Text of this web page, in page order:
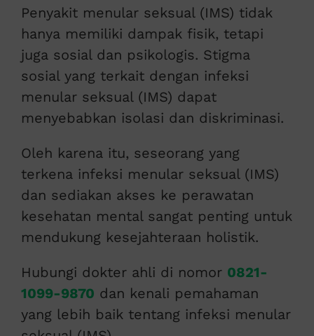
Penyakit menular seksual (IMS) tidak
hanya memiliki dampak fisik, tetapi
juga sosial dan psikologis. Stigma
sosial yang terkait dengan infeksi
menular seksual (IMS) dapat
menyebabkan isolasi dan diskriminasi.
Oleh karena itu, seseorang yang
terkena infeksi menular seksual (IMS)
dan sediakan akses ke perawatan
kesehatan mental sangat penting untuk
mendukung kesejahteraan holistik.
Hubungi dokter ahli di nomor 0821-
1099-9870 dan kenali pemahaman
yang lebih baik tentang infeksi menular